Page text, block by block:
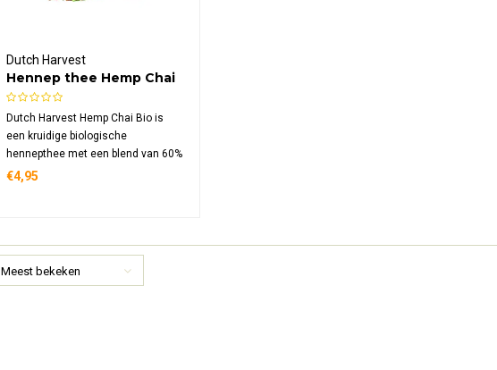
Dutch Harvest
Hennep thee Hemp Chai
Bio
Dutch Harvest Hemp Chai Bio is
een kruidige biologische
hennepthee met een blend van 60%
hennepblad en -bloem verrijkt met
oorsprong.
€4,95
Meest bekeken